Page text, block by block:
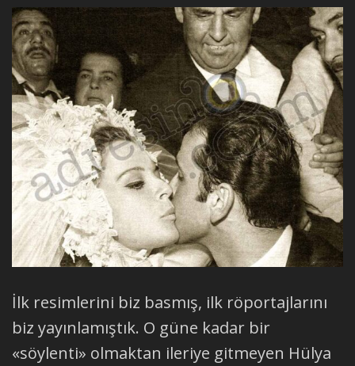
İlk resimlerini biz basmış, ilk röportajlarını
biz yayınlamıştık. O güne kadar bir
«söylenti» olmaktan ileriye gitmeyen Hülya